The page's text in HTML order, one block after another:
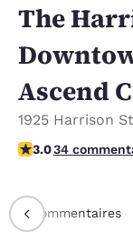
The
Ascend
1925 Harrison St
3 étoiles. Moyen.
3.034
Commentaires